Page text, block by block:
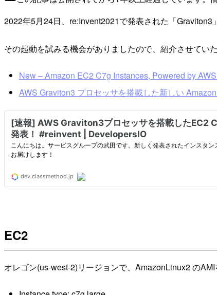
2022年5月24日、re:Invent2021で発表された「
その起動を試みる機会がありましたので、紹介させていた
New – Amazon EC2 C7g Instances, Powered by
AWS Graviton3 プロセッサを搭載した新しい
EC2
オレゴン(us-west-2)リージョンで、AmazonLinux2 の